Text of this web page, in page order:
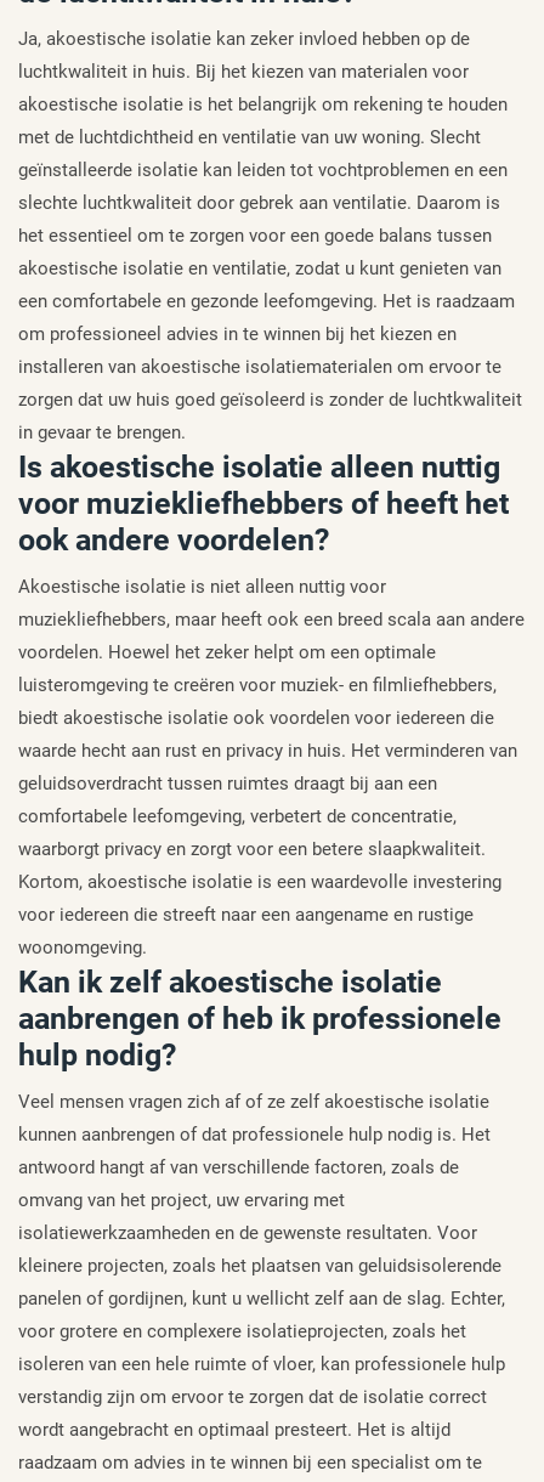
Ja, akoestische isolatie kan zeker invloed hebben op de
luchtkwaliteit in huis. Bij het kiezen van materialen voor
akoestische isolatie is het belangrijk om rekening te houden
met de luchtdichtheid en ventilatie van uw woning. Slecht
geïnstalleerde isolatie kan leiden tot vochtproblemen en een
slechte luchtkwaliteit door gebrek aan ventilatie. Daarom is
het essentieel om te zorgen voor een goede balans tussen
akoestische isolatie en ventilatie, zodat u kunt genieten van
een comfortabele en gezonde leefomgeving. Het is raadzaam
om professioneel advies in te winnen bij het kiezen en
installeren van akoestische isolatiematerialen om ervoor te
zorgen dat uw huis goed geïsoleerd is zonder de luchtkwaliteit
in gevaar te brengen.
Is akoestische isolatie alleen nuttig
voor muziekliefhebbers of heeft het
ook andere voordelen?
Akoestische isolatie is niet alleen nuttig voor
muziekliefhebbers, maar heeft ook een breed scala aan andere
voordelen. Hoewel het zeker helpt om een optimale
luisteromgeving te creëren voor muziek- en filmliefhebbers,
biedt akoestische isolatie ook voordelen voor iedereen die
waarde hecht aan rust en privacy in huis. Het verminderen van
geluidsoverdracht tussen ruimtes draagt bij aan een
comfortabele leefomgeving, verbetert de concentratie,
waarborgt privacy en zorgt voor een betere slaapkwaliteit.
Kortom, akoestische isolatie is een waardevolle investering
voor iedereen die streeft naar een aangename en rustige
woonomgeving.
Kan ik zelf akoestische isolatie
aanbrengen of heb ik professionele
hulp nodig?
Veel mensen vragen zich af of ze zelf akoestische isolatie
kunnen aanbrengen of dat professionele hulp nodig is. Het
antwoord hangt af van verschillende factoren, zoals de
omvang van het project, uw ervaring met
isolatiewerkzaamheden en de gewenste resultaten. Voor
kleinere projecten, zoals het plaatsen van geluidsisolerende
panelen of gordijnen, kunt u wellicht zelf aan de slag. Echter,
voor grotere en complexere isolatieprojecten, zoals het
isoleren van een hele ruimte of vloer, kan professionele hulp
verstandig zijn om ervoor te zorgen dat de isolatie correct
wordt aangebracht en optimaal presteert. Het is altijd
raadzaam om advies in te winnen bij een specialist om te